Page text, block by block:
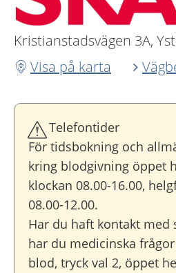
Kristianstadsvägen 3A,
Visa på karta
Telefontider
För tidsbokning och
kring blodgivning öppet
klockan 08.00-16.00,
08.00-12.00.
Har du haft kontakt med
har du medicinska
blod, tryck val 2, öppet